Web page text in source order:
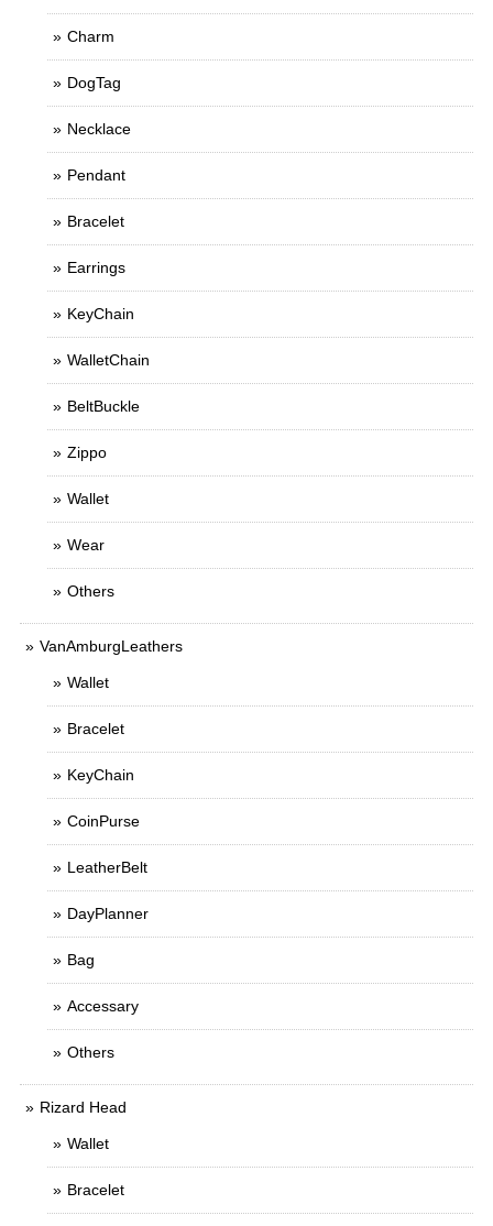
Charm
DogTag
Necklace
Pendant
Bracelet
Earrings
KeyChain
WalletChain
BeltBuckle
Zippo
Wallet
Wear
Others
VanAmburgLeathers
Wallet
Bracelet
KeyChain
CoinPurse
LeatherBelt
DayPlanner
Bag
Accessary
Others
Rizard Head
Wallet
Bracelet